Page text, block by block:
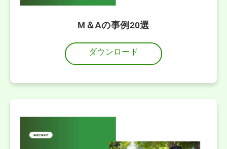
M＆Aの事例20選
ダウンロード